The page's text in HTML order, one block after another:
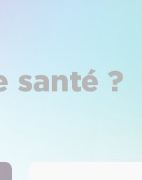
santé ?